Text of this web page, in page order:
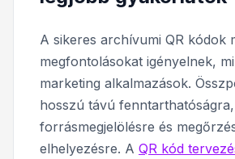
A sikeres archívumi QR kódok
megfontolásokat igényelnek,
marketing alkalmazások.
hosszú távú
forrásmegjelölésre és
elhelyezésre. A QR kód